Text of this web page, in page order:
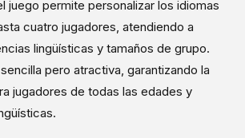
juego permite personalizar los idiomas
cuatro jugadores, atendiendo a
lingüísticas y tamaños de grupo.
pero atractiva, garantizando la
jugadores de todas las edades y